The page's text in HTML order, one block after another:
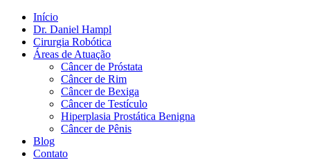
Início
Dr. Daniel Hampl
Cirurgia Robótica
Áreas de Atuação
Câncer de Próstata
Câncer de Rim
Câncer de Bexiga
Câncer de Testículo
Hiperplasia Prostática Benigna
Câncer de Pênis
Blog
Contato